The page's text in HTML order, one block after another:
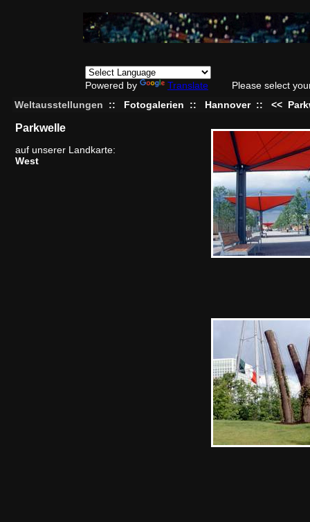
Powered by Translate
Please select
Weltausstellungen
:: Fotogalerien :: Hannover :: <<
Parkwelle
auf unserer Landkarte:
West